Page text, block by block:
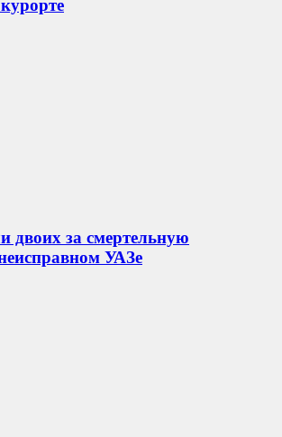
двоих за смертельную
УАЗе